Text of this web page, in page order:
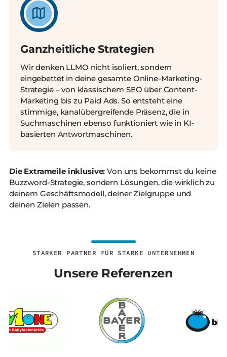
Ganzheitliche Strategien
Wir denken LLMO nicht isoliert, sondern
eingebettet in deine gesamte Online-Marketing-
Strategie – von klassischem SEO über Content-
Marketing bis zu Paid Ads. So entsteht eine
stimmige, kanalübergreifende Präsenz, die in
Suchmaschinen ebenso funktioniert wie in KI-
basierten Antwortmaschinen.
Die Extrameile inklusive:Von uns bekommst du keine
Buzzword-Strategie, sondern Lösungen, die wirklich zu
deinem Geschäftsmodell, deiner Zielgruppe und
deinen Zielen passen.
STARKER PARTNER FÜR STARKE UNTERNEHMEN
Unsere Referenzen